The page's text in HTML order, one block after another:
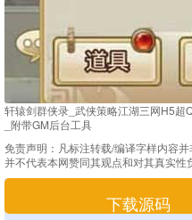
轩辕剑群侠录_武侠策略江湖三网H5
_附带GM后台工具
免责声明： 凡标注转载/编译字样内容
并不代表本网赞同其观点和对其真实性
下载源码